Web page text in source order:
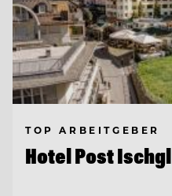
TOP ARBEITGEBER
Hotel Post Ischgl